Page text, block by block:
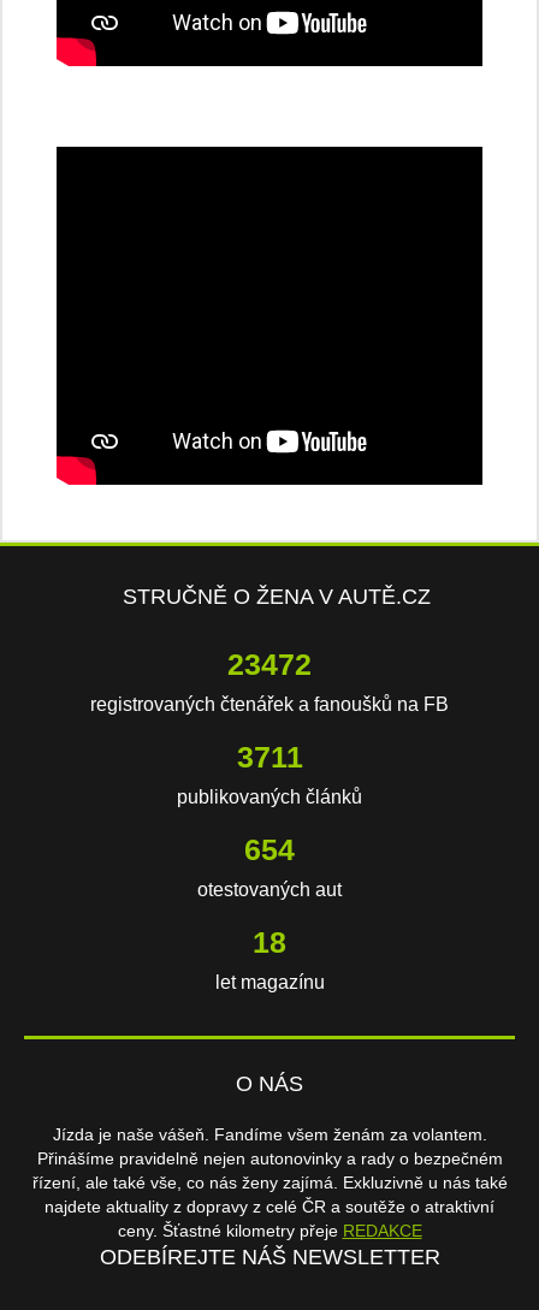
STRUČNĚ O ŽENA V AUTĚ.CZ
23472
registrovaných čtenářek a fanoušků na FB
3711
publikovaných článků
654
otestovaných aut
18
let magazínu
O NÁS
Jízda je naše vášeň. Fandíme všem ženám za volantem.
Přinášíme pravidelně nejen autonovinky a rady o bezpečném
řízení, ale také vše, co nás ženy zajímá. Exkluzivně u nás také
najdete aktuality z dopravy z celé ČR a soutěže o atraktivní
ceny. Šťastné kilometry přeje REDAKCE
ODEBÍREJTE NÁŠ NEWSLETTER